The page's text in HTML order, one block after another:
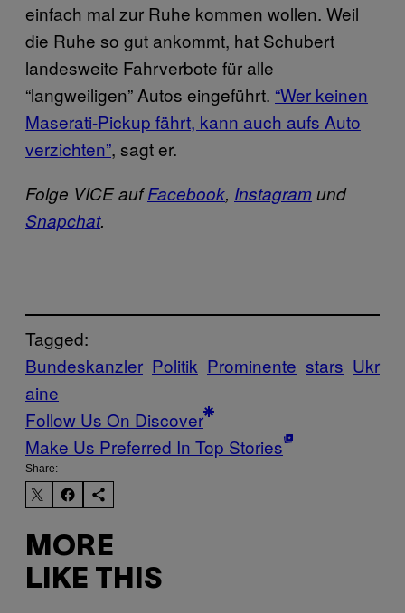
einfach mal zur Ruhe kommen wollen. Weil
die Ruhe so gut ankommt, hat Schubert
landesweite Fahrverbote für alle
“langweiligen” Autos eingeführt. “Wer keinen
Maserati-Pickup fährt, kann auch aufs Auto
verzichten”, sagt er.
Folge VICE aufFacebook, Instagramund
Snapchat.
Tagged:
Bundeskanzler Politik Prominente stars Ukr
aine
Follow Us On Discover
Make Us Preferred In Top Stories
Share:
MORE
LIKE THIS